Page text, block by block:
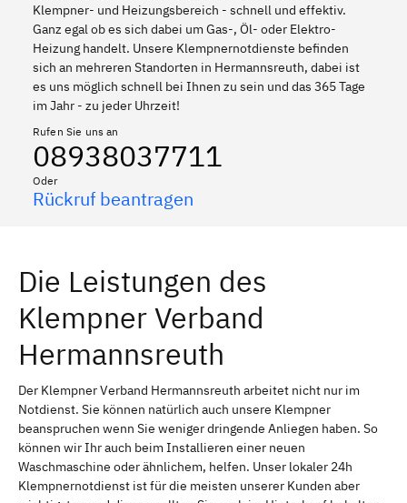
Klempner- und Heizungsbereich - schnell und effektiv.
Ganz egal ob es sich dabei um Gas-, Öl- oder Elektro-
Heizung handelt. Unsere Klempnernotdienste befinden
sich an mehreren Standorten in Hermannsreuth, dabei ist
es uns möglich schnell bei Ihnen zu sein und das 365 Tage
im Jahr - zu jeder Uhrzeit!
Rufen Sie uns an
08938037711
Oder
Rückruf beantragen
Die Leistungen des
Klempner Verband
Hermannsreuth
Der Klempner Verband Hermannsreuth arbeitet nicht nur im
Notdienst. Sie können natürlich auch unsere Klempner
beanspruchen wenn Sie weniger dringende Anliegen haben. So
können wir Ihr auch beim Installieren einer neuen
Waschmaschine oder ähnlichem, helfen. Unser lokaler 24h
Klempnernotdienst ist für die meisten unserer Kunden aber